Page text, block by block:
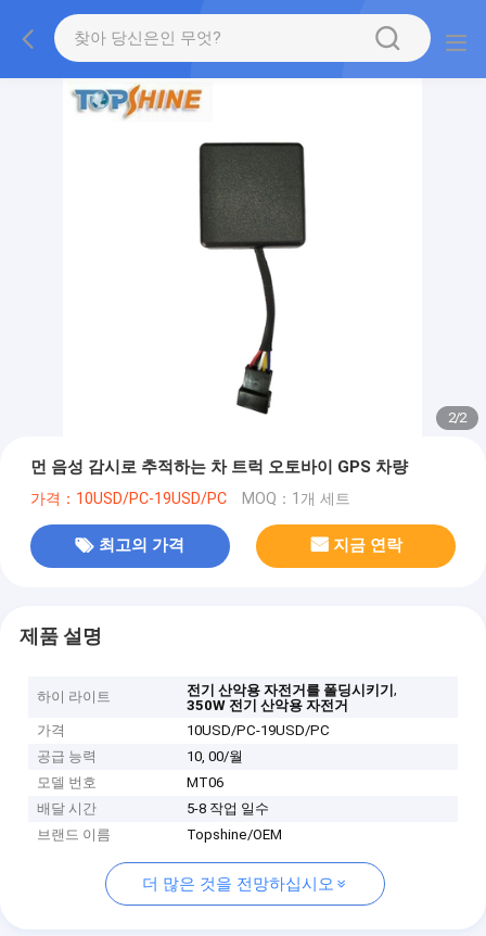
2/2
먼 음성 감시로 추적하는 차 트럭 오토바이 GPS 차량
가격：10USD/PC-19USD/PC MOQ：1개 세트
최고의 가격 지금 연락
제품 설명
하이 라이트 전기 산악용 자전거를 폴딩시키기,
350W 전기 산악용 자전거
가격
10USD/PC-19USD/PC
공급 능력
10, 00/월
모델 번호
MT06
배달 시간
5-8 작업 일수
브랜드 이름
Topshine/OEM
더 많은 것을 전망하십시오